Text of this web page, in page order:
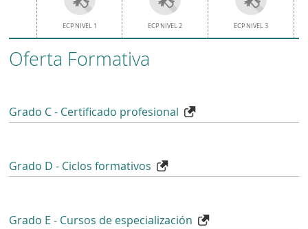
ECP NIVEL 1 ECP NIVEL 2 ECP NIVEL 3
Oferta Formativa
Grado C - Certificado profesional
Grado D - Ciclos formativos
Grado E - Cursos de especialización